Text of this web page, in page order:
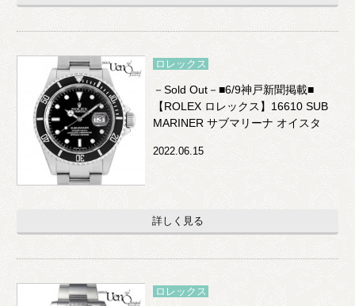
ロレックス
－Sold Out－■6/9神戸新聞掲載■
【ROLEX ロレックス】16610 SUB
MARINER サブマリーナ オイスタ
ーパーぺチュアル デイト
2022.06.15
詳しく見る
ロレックス